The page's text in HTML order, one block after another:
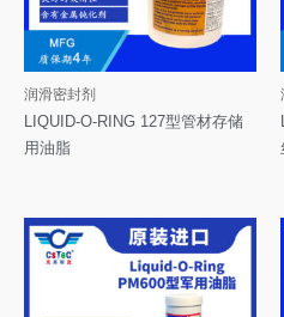
润滑密封剂
LIQUID-O-RING 127型管材存储
用油脂